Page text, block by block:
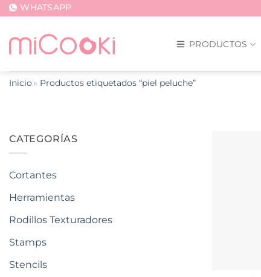
Saltar
contenido
WHATSAPP
PRODUCTOS
Inicio Productos etiquetados “piel peluche”
CATEGORÍAS
Cortantes
Herramientas
Rodillos Texturadores
Stamps
Stencils